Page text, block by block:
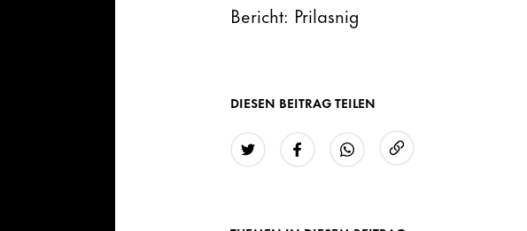
Bericht: Prilasnig
DIESEN BEITRAG TEILEN